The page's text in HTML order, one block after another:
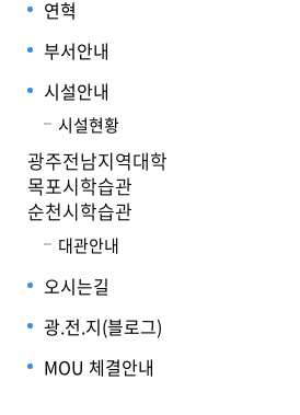
연혁
부서안내
시설안내
시설현황
광주전남지역대학
목포시학습관
순천시학습관
대관안내
오시는길
광.전.지(블로그)
MOU 체결안내